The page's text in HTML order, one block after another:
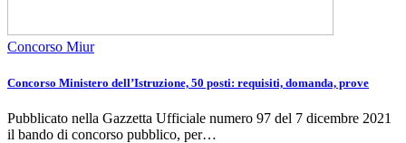
Concorso Miur
Concorso Ministero dell’Istruzione, 50 posti: requisiti, domanda, prove
Pubblicato nella Gazzetta Ufficiale numero 97 del 7 dicembre 2021
il bando di concorso pubblico, per…